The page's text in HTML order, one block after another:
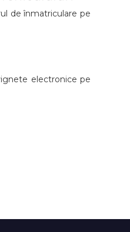
de înmatriculare pe
electronice pe